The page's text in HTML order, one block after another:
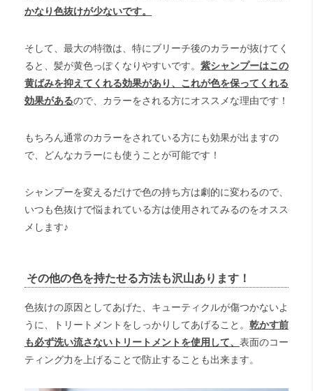
かなり色抜けが少ないです。
そして、最大の特徴は、特にブリーチ後のカラーが抜けてく
ると、髪が黄色っぽくなりやすいです。 紫シャンプーはこの
黄ばみを抑えてくれる効果があり、これが色を保ってくれる
効果があるので、カラーをされる方にオススメな理由です！
もちろん通常のカラーをされている方にも効果が出ますの
で、どんなカラーにも使うことが可能です！
シャンプーを変えるだけで色の持ち方は劇的に変わるので、
いつも色抜けで悩まれている方は使用されてみるのをオスス
メします♪
その他の色を持たせる方法も沢山あります！
色抜けの原因としてあげた、キューティクルが傷つかないよ
うに、トリートメントをしっかりしてあげること。 乾かす前
も必ず洗い流さないトリートメント を使用して、 表面のコー
ティング力を上げることで防止することも出来ます。